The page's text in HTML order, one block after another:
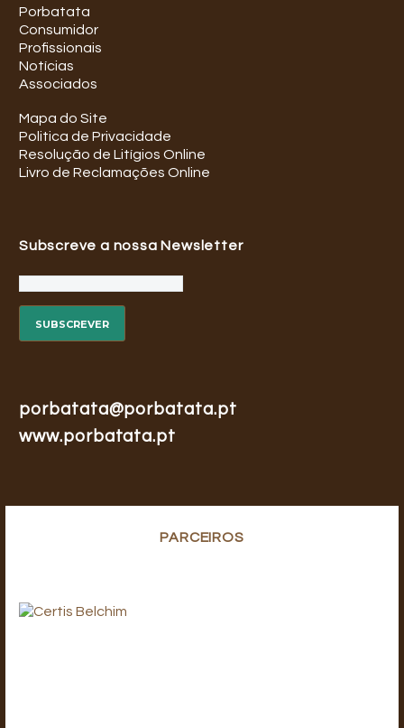
Porbatata
Consumidor
Profissionais
Notícias
Associados
Mapa do Site
Politica de Privacidade
Resolução de Litígios Online
Livro de Reclamações Online
Subscreve a nossa Newsletter
porbatata@porbatata.pt
www.porbatata.pt
PARCEIROS